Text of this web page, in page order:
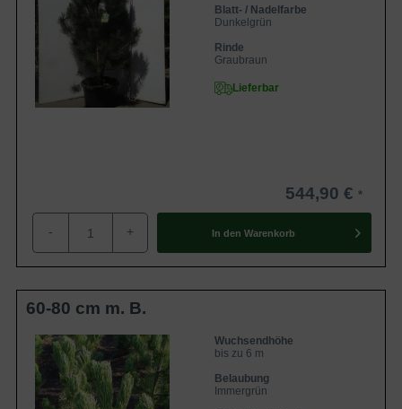
Blatt- / Nadelfarbe
Dunkelgrün
Rinde
Graubraun
Lieferbar
544,90 €
- + In den Warenkorb
60-80 cm m. B.
Wuchsendhöhe
bis zu 6 m
Belaubung
Immergrün